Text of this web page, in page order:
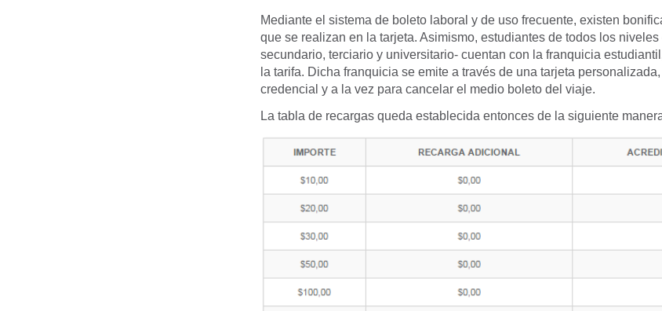
Mediante el sistema de boleto laboral y de uso frecuente, existen
que se realizan en la tarjeta. Asimismo, estudiantes de todos los
secundario, terciario y universitario- cuentan con la franquicia
la tarifa. Dicha franquicia se emite a través de una tarjeta
credencial y a la vez para cancelar el medio boleto del viaje.
La tabla de recargas queda establecida entonces de la siguiente